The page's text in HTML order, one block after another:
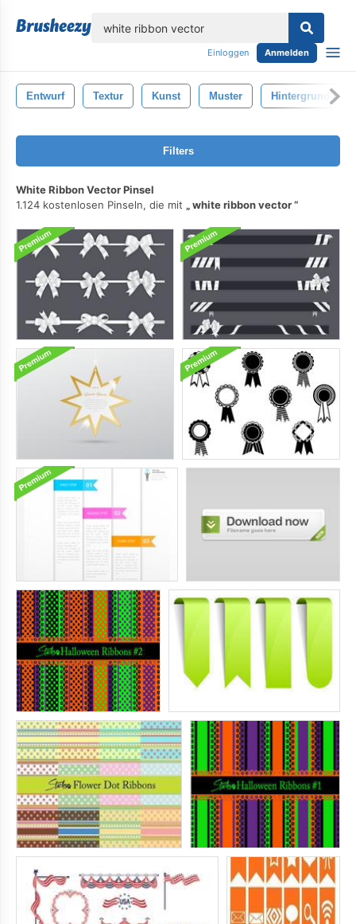
Einloggen Anmelden
Entwurf Textur Kunst Muster Hintergrund
Filters
White Ribbon Vector Pinsel
1.124 kostenlosen Pinseln, die mit
white ribbon vector